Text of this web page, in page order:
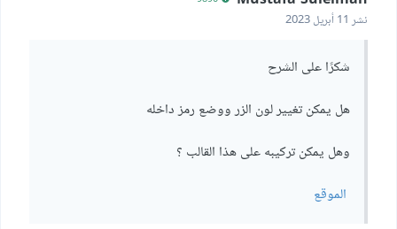
نشر 11 أبريل 2023
شكرًا على الشرح
هل يمكن تغيير لون الزر ووضع رمز داخله
وهل يمكن تركيبه على هذا القالب ؟
الموقع